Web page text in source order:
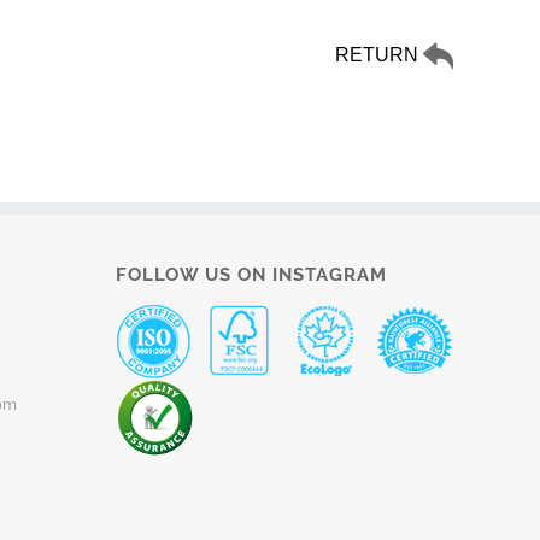
RETURN
FOLLOW US ON INSTAGRAM